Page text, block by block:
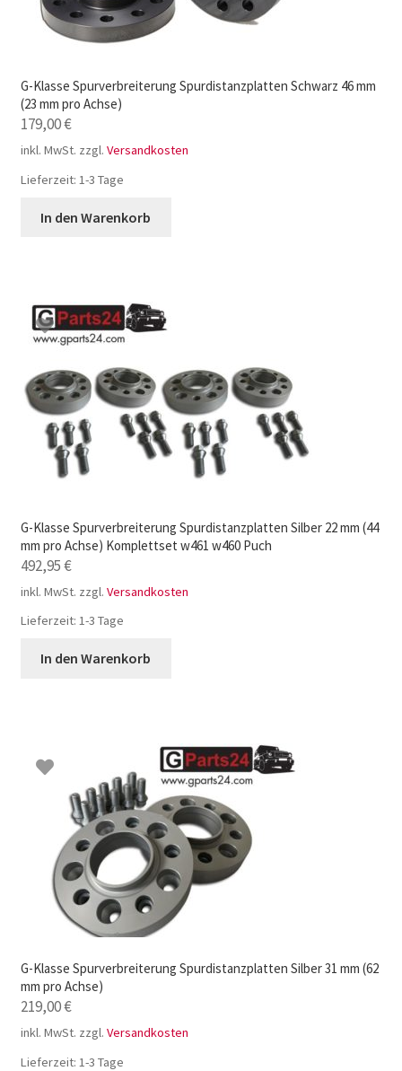
G-Klasse Spurverbreiterung Spurdistanzplatten Schwarz 46 mm
(23 mm pro Achse)
179,00€
inkl. MwSt. zzgl. Versandkosten
Lieferzeit: 1-3 Tage
In den Warenkorb
G-Klasse Spurverbreiterung Spurdistanzplatten Silber 22 mm (44
mm pro Achse) Komplettset w461 w460 Puch
492,95€
inkl. MwSt. zzgl. Versandkosten
Lieferzeit: 1-3 Tage
In den Warenkorb
G-Klasse Spurverbreiterung Spurdistanzplatten Silber 31 mm (62
mm pro Achse)
219,00€
inkl. MwSt. zzgl. Versandkosten
Lieferzeit: 1-3 Tage